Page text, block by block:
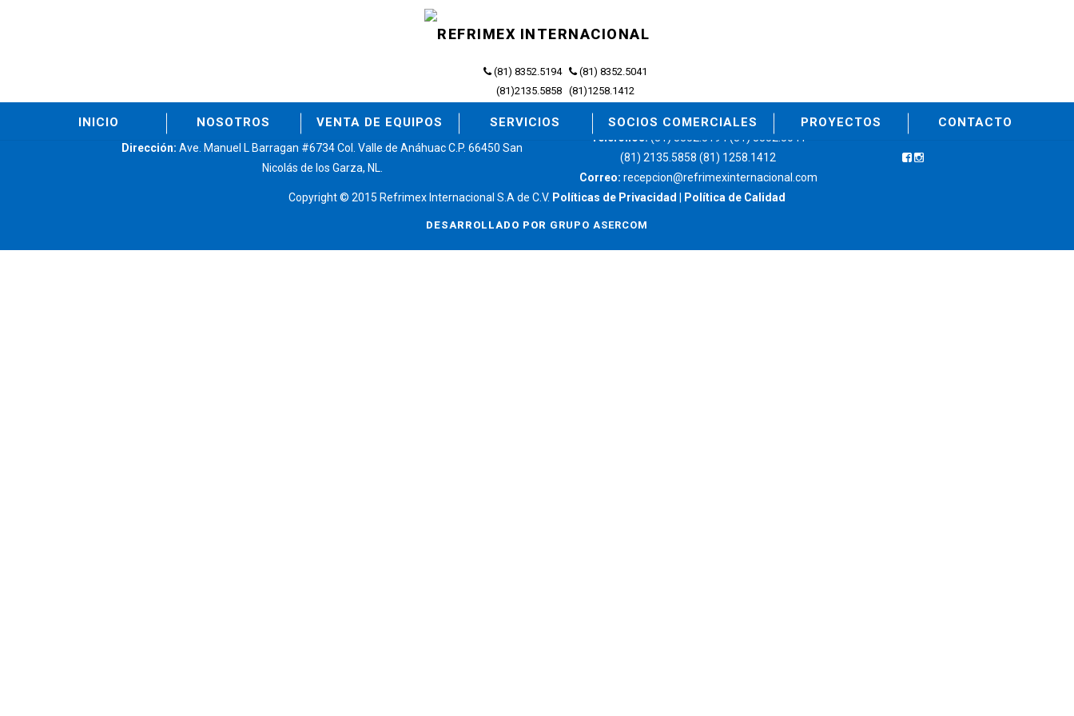
(81) 8352.5194
(81) 8352.5041
(81)2135.5858 (81)1258.1412
INICIO NOSOTROS VENTA DE EQUIPOS SERVICIOS SOCIOS COMERCIALES PROYECTOS CONTACTO
Dirección:Ave. Manuel L Barragan #6734 Col. Valle de Anáhuac C.P. 66450 San
Nicolás de los Garza, NL.
Teléfonos: (81) 8352.5194 (81) 8352.5041
(81) 2135.5858 (81) 1258.1412
Correo: recepcion@refrimexinternacional.com
Copyright © 2015 Refrimex Internacional S.A de C.V. Políticas de Privacidad Política de Calidad
DESARROLLADO POR GRUPO ASERCOM